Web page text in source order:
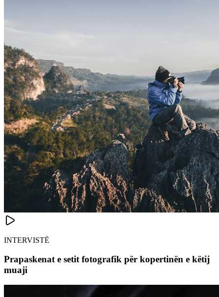
INTERVISTË
Prapaskenat e setit fotografik për kopertinën e këtij
muaji